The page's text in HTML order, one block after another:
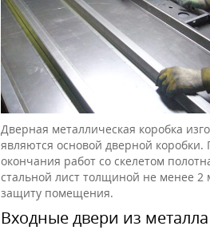
Дверная металлическая коробка
являются основой дверной
окончания работ со скелетом
стальной лист толщиной не менее 2
защиту помещения.
Входные двери из металла